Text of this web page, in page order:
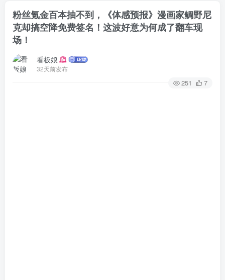
粉丝氪金百本抽不到，《体感预报》漫画家鲷野尼
克却搞空降免费签名！这波好意为何成了翻车现
场！
看板娘
32天前发布
251 7